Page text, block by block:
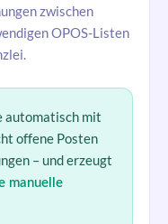
zwischen
OPOS-Listen
automatisch mit
offene Posten
– und erzeugt
manuelle